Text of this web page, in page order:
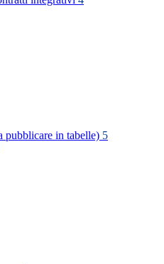
pubblicare in tabelle) 5